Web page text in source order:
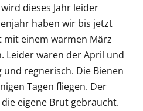
dieses Jahr leider
haben wir bis jetzt
mit einem warmen März
Leider waren der April und
regnerisch. Die Bienen
Tagen fliegen. Der
eigene Brut gebraucht.